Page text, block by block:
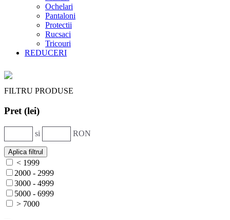
Ochelari
Pantaloni
Protectii
Rucsaci
Tricouri
REDUCERI
FILTRU PRODUSE
Pret (lei)
si RON
< 1999
2000 - 2999
3000 - 4999
5000 - 6999
> 7000